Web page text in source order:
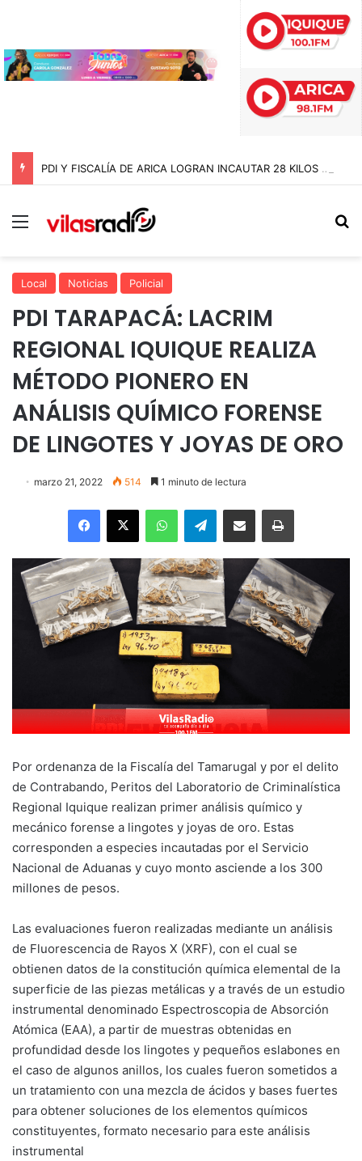
PDI Y FISCALÍA DE ARICA LOGRAN INCAUTAR 28 KILOS DE MARIHUANA OCULTOS EN UN CAMIÓN DE ALTO TONELAJE EN CHUNGARÁ
Menú
Local Noticias Policial
PDI TARAPACÁ: LACRIM
REGIONAL IQUIQUE REALIZA
MÉTODO PIONERO EN
ANÁLISIS QUÍMICO FORENSE
DE LINGOTES Y JOYAS DE ORO
marzo 21, 2022 514 1 minuto de lectura
Facebook
X WhatsAppTelegramEnviar vía email Imprimir
Por ordenanza de la Fiscalía del Tamarugal y por el delito
de Contrabando, Peritos del Laboratorio de Criminalística
Regional Iquique realizan primer análisis químico y
mecánico forense a lingotes y joyas de oro. Estas
corresponden a especies incautadas por el Servicio
Nacional de Aduanas y cuyo monto asciende a los 300
millones de pesos.
Las evaluaciones fueron realizadas mediante un análisis
de Fluorescencia de Rayos X (XRF), con el cual se
obtienen datos de la constitución química elemental de la
superficie de las piezas metálicas y a través de un estudio
instrumental denominado Espectroscopia de Absorción
Atómica (EAA), a partir de muestras obtenidas en
profundidad desde los lingotes y pequeños eslabones en
el caso de algunos anillos, los cuales fueron sometidos a
un tratamiento con una mezcla de ácidos y bases fuertes
para obtener soluciones de los elementos químicos
constituyentes, formato necesario para este análisis
instrumental